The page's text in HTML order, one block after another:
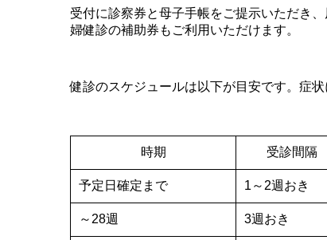
受付に診察券と母子手帳をご提示いただき
婦健診の補助券もご利用いただけます。
健診のスケジュールは以下が目安です。症
時期 受診間隔
予定日確定まで 1～2週おき
～28週 3週おき